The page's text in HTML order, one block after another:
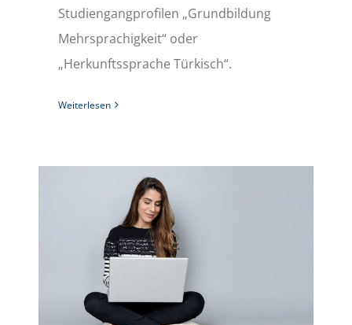
Studiengangprofilen „Grundbildung
Mehrsprachigkeit“ oder
„Herkunftssprache Türkisch“.
Weiterlesen